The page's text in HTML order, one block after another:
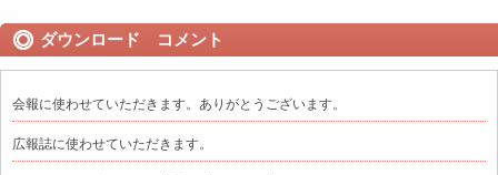
ダウンロード コメント
会報に使わせていただきます。ありがとうございます。
広報誌に使わせていただきます。